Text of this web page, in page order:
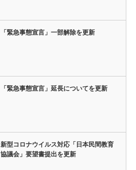
「緊急事態宣言」一部解除を更新
「緊急事態宣言」延長についてを更新
新型コロナウイルス対応「日本民間教育
協議会」要望書提出を更新